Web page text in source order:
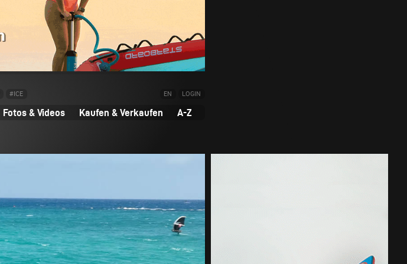
#ICE EN LOGIN
Fotos & Videos Kaufen & Verkaufen A-Z